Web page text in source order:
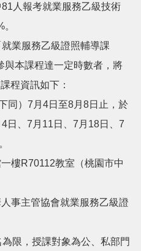
人報考就業服務乙級技術
業服務乙級證照輔導課
與本課程達一定時數者，將
程資訊如下：
同）7月4日至8月8日止，於
日、7月11日、7月18日、7
樓R70112教室（桃園市中
事主管協會就業服務乙級證
限，授課對象為公、私部門